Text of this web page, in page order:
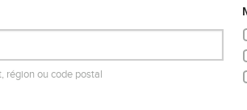
région ou code postal